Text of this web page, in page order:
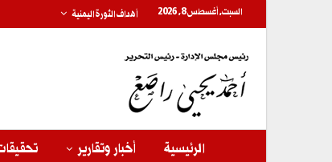
السبت, أغسطس 8, 2026 أهداف الثورة اليمنية
الرئيسية أخبار وتقارير